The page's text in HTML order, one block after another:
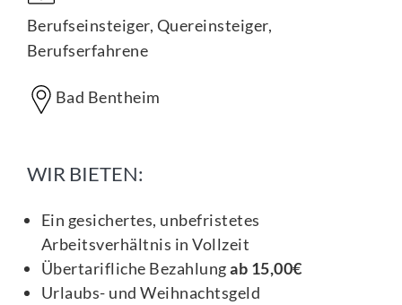
Berufseinsteiger, Quereinsteiger,
Berufserfahrene
Bad Bentheim
WIR BIETEN:
Ein gesichertes, unbefristetes
Arbeitsverhältnis in Vollzeit
Übertarifliche Bezahlungab 15,00€
Urlaubs- und Weihnachtsgeld